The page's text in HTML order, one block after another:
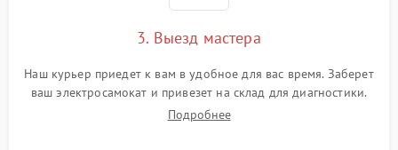
3. Выезд мастера
Наш курьер приедет к вам в удобное для вас время. Заберет
ваш электросамокат и привезет на склад для диагностики.
Подробнее